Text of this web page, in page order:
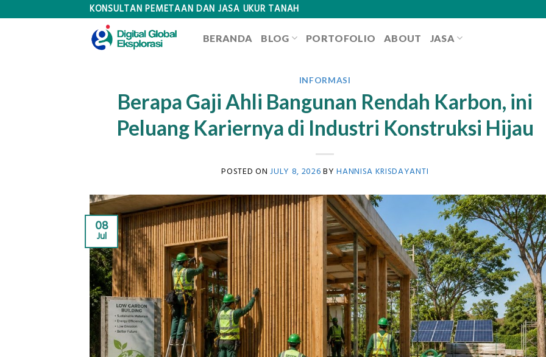
KONSULTAN PEMETAAN DAN JASA UKUR TANAH
BERANDA BLOG PORTOFOLIO ABOUT JASA
INFORMASI
Berapa Gaji Ahli Bangunan Rendah Karbon, ini
Peluang Kariernya di Industri Konstruksi Hijau
POSTED ONJULY 8, 2026 BYHANNISA KRISDAYANTI
08
Jul